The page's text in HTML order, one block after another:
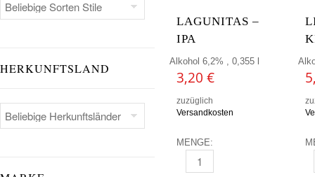
HERKUNFTSLAND
LAGUNITAS –
IPA
Alkohol 6,2% , 0,355 l
3,20 €
zuzüglich
Versandkosten
MENGE:
LAGUNITAS - IPA MENGE